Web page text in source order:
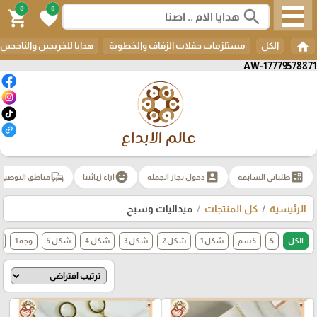
AW-17779578871
search
0
favorite
0
shopping_cart
home الكل مستلزمات حفلات الزفاف والخطوبة هدايا للخريجين والناجحين
ballotطلباتي السابقة account_box دخول تجار الجملة emoji_emotionsآراء زبائننا commuteمناطق
الرئيسية كل المنتجات ميداليات وسبح
الكل 5 5 سم شكل 1 شكل 2 شكل 3 شكل 4 شكل 5 وجه 1
favorite_border
favorite_border